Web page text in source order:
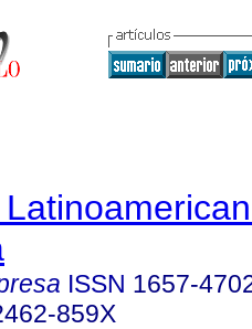
ISSN 1657-
859X